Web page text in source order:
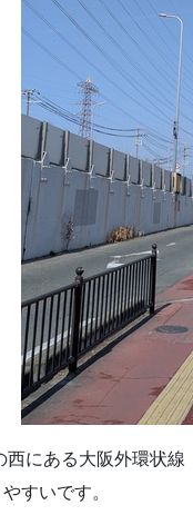
西にある大阪外環状
すいです。